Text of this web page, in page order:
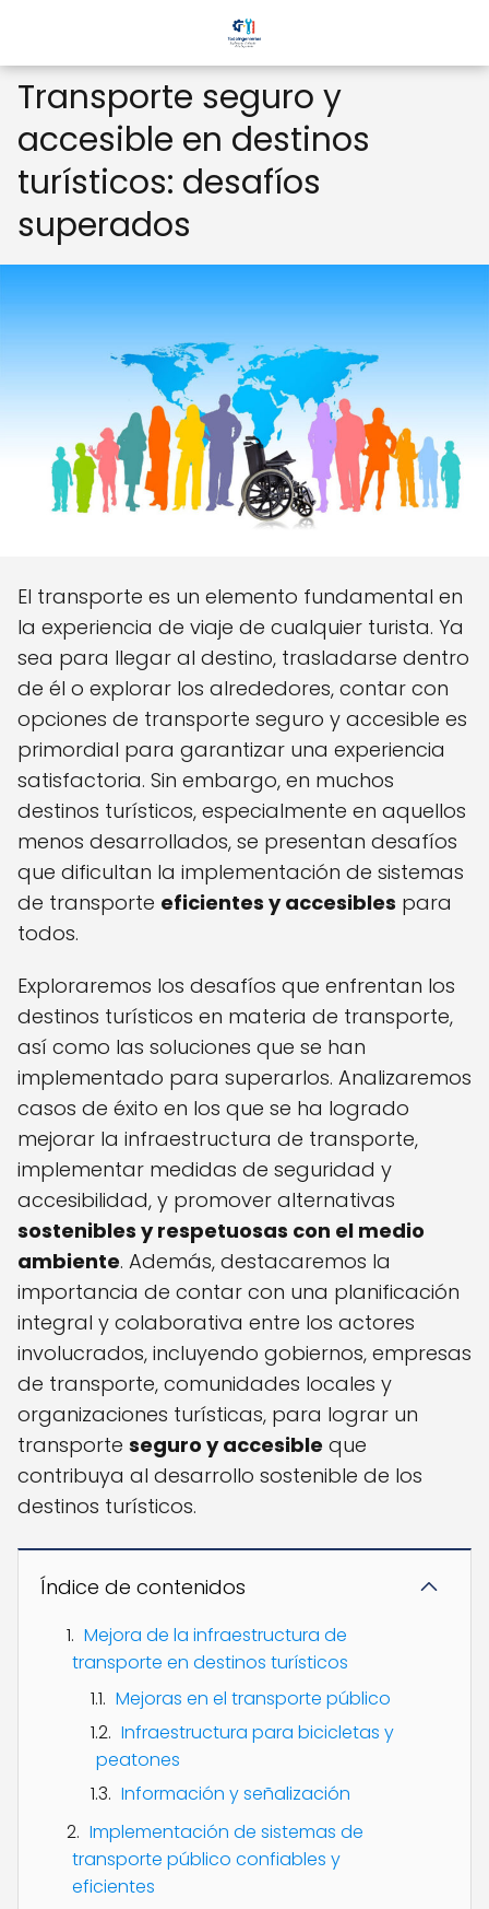
Transporte seguro y
accesible en destinos
turísticos: desafíos
superados
El transporte es un elemento fundamental en
la experiencia de viaje de cualquier turista. Ya
sea para llegar al destino, trasladarse dentro
de él o explorar los alrededores, contar con
opciones de transporte seguro y accesible es
primordial para garantizar una experiencia
satisfactoria. Sin embargo, en muchos
destinos turísticos, especialmente en aquellos
menos desarrollados, se presentan desafíos
que dificultan la implementación de sistemas
de transporte eficientes y accesibles para
todos.
Exploraremos los desafíos que enfrentan los
destinos turísticos en materia de transporte,
así como las soluciones que se han
implementado para superarlos. Analizaremos
casos de éxito en los que se ha logrado
mejorar la infraestructura de transporte,
implementar medidas de seguridad y
accesibilidad, y promover alternativas
sostenibles y respetuosas con el medio
ambiente. Además, destacaremos la
importancia de contar con una planificación
integral y colaborativa entre los actores
involucrados, incluyendo gobiernos, empresas
de transporte, comunidades locales y
organizaciones turísticas, para lograr un
transporte seguro y accesible que
contribuya al desarrollo sostenible de los
destinos turísticos.
Índice de contenidos
Mejora de la infraestructura de
transporte en destinos turísticos
Mejoras en el transporte público
Infraestructura para bicicletas y
peatones
Información y señalización
Implementación de sistemas de
transporte público confiables y
eficientes